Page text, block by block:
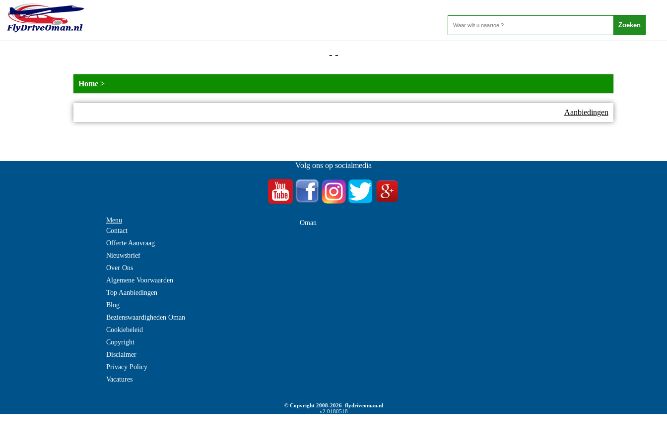
NOT_FOUND
- -
Home >
Aanbiedingen
Volg ons op socialmedia
Menu
Contact
Offerte Aanvraag
Nieuwsbrief
Over Ons
Algemene Voorwaarden
Top Aanbiedingen
Blog
Bezienswaardigheden Oman
Cookiebeleid
Copyright
Disclaimer
Privacy Policy
Vacatures
Oman
© Copyright 2008-2026 flydriveoman.nl
v2.0180518